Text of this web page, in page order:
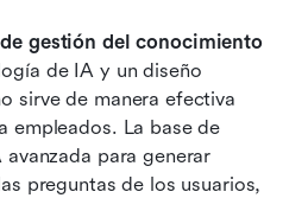
gestión del conocimiento
de IA y un diseño
sirve de manera efectiva
empleados. La base de
para generar
preguntas de los usuarios,